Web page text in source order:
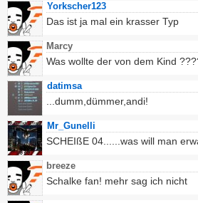
Yorkscher123
Das ist ja mal ein krasser Typ
Marcy
Was wollte der von dem Kind
datimsa
...dumm,dümmer,andi!
Mr_Gunelli
SCHEIßE 04......was will man
breeze
Schalke fan! mehr sag ich nicht